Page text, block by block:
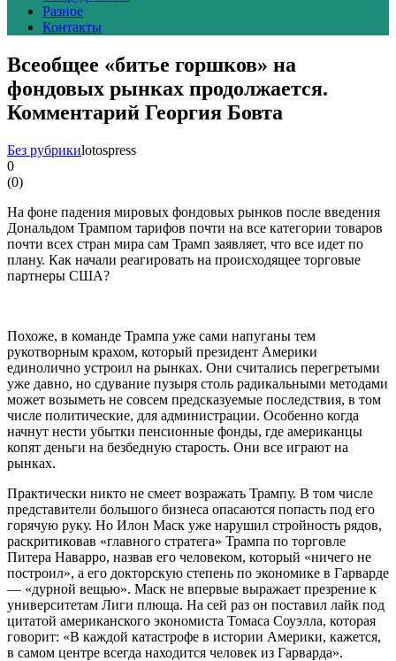
Разное
Контакты
Всеобщее «битье горшков» на
фондовых рынках продолжается.
Комментарий Георгия Бовта
Без рубрикиlotospress
0
(0)
На фоне падения мировых фондовых рынков после введения
Дональдом Трампом тарифов почти на все категории товаров
почти всех стран мира сам Трамп заявляет, что все идет по
плану. Как начали реагировать на происходящее торговые
партнеры США?
Похоже, в команде Трампа уже сами напуганы тем
рукотворным крахом, который президент Америки
единолично устроил на рынках. Они считались перегретыми
уже давно, но сдувание пузыря столь радикальными методами
может возыметь не совсем предсказуемые последствия, в том
числе политические, для администрации. Особенно когда
начнут нести убытки пенсионные фонды, где американцы
копят деньги на безбедную старость. Они все играют на
рынках.
Практически никто не смеет возражать Трампу. В том числе
представители большого бизнеса опасаются попасть под его
горячую руку. Но Илон Маск уже нарушил стройность рядов,
раскритиковав «главного стратега» Трампа по торговле
Питера Наварро, назвав его человеком, который «ничего не
построил», а его докторскую степень по экономике в Гарварде
— «дурной вещью». Маск не впервые выражает презрение к
университетам Лиги плюща. На сей раз он поставил лайк под
цитатой американского экономиста Томаса Соуэлла, которая
говорит: «В каждой катастрофе в истории Америки, кажется,
в самом центре всегда находится человек из Гарварда».